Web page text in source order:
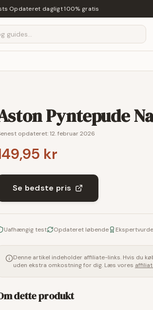
·Opdateret dagligt·100% gratis
Pyntepude
opdateret:12. februar 2026
kr
Se bedste pris
Uafhængig test Opdateret løbende
Denne artikel indeholder affiliate-links. Hvis du
uden ekstra omkostning for dig. Læs vores
dette produkt